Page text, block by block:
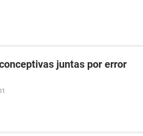
juntas por error